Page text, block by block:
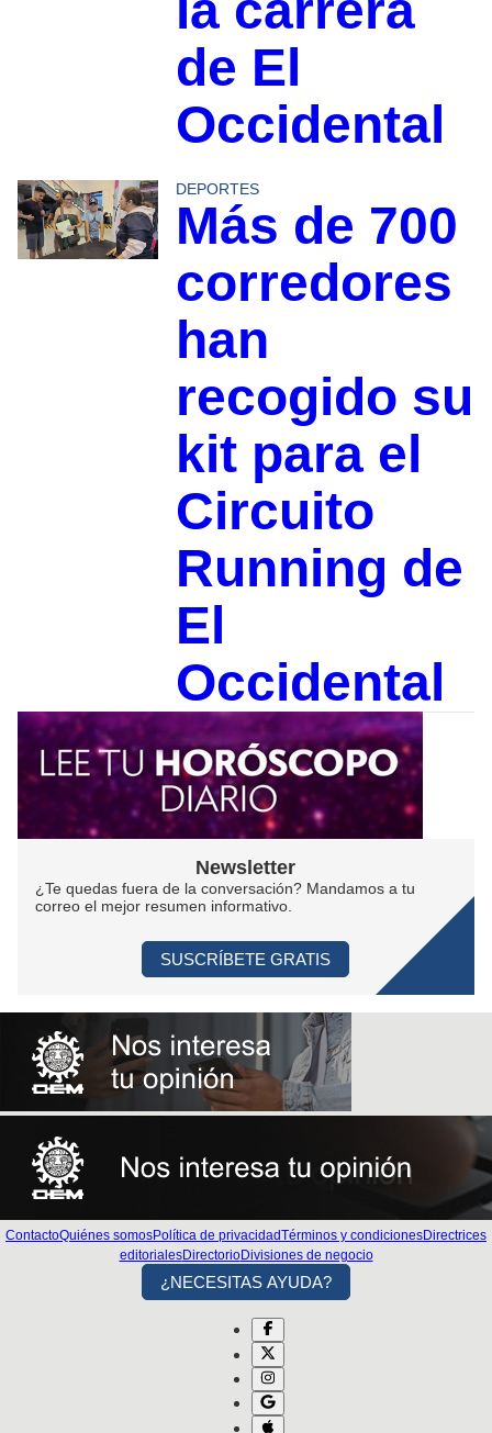
de El
Occidental
DEPORTES
Más de 700
corredores
han
recogido su
kit para el
Circuito
Running de
El
Occidental
Newsletter
¿Te quedas fuera de la conversación? Mandamos a tu
correo el mejor resumen informativo.
SUSCRÍBETE GRATIS
ContactoQuiénes somosPolítica de privacidadTérminos y condicionesDirectrices
editorialesDirectorioDivisiones de negocio
¿NECESITAS AYUDA?